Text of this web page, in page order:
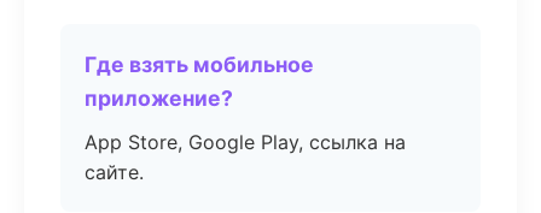
Где взять мобильное
приложение?
App Store, Google Play, ссылка на
сайте.